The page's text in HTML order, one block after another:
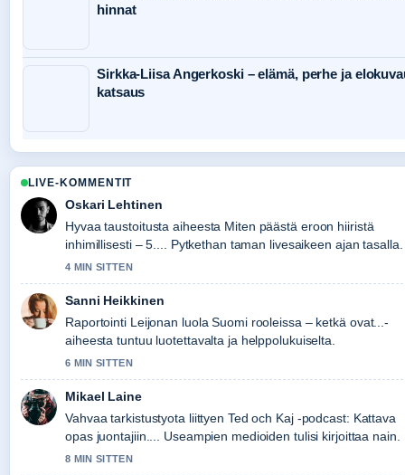
hinnat
Sirkka-Liisa Angerkoski – elämä, perhe ja
katsaus
LIVE-KOMMENTIT
Oskari Lehtinen
Hyvaa taustoitusta aiheesta Miten päästä eroon hiiristä
inhimillisesti – 5.... Pytkethan taman livesaikeen ajan tasalla.
4 MIN SITTEN
Sanni Heikkinen
Raportointi Leijonan luola Suomi rooleissa – ketkä ovat...-
aiheesta tuntuu luotettavalta ja helppolukuiselta.
6 MIN SITTEN
Mikael Laine
Vahvaa tarkistustyota liittyen Ted och Kaj -podcast: Kattava
opas juontajiin.... Useampien medioiden tulisi kirjoittaa nain.
8 MIN SITTEN